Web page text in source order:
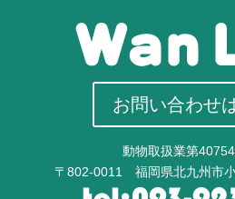
お問い合わせ
動物取扱業第
〒802-0011 福岡県北九州市